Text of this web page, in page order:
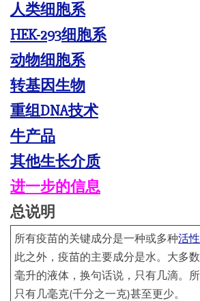
人类细胞系
HEK-293细胞系
动物细胞系
转基因生物
重组DNA技术
牛产品
其他生长介质
进一步的信息
总说明
所有疫苗的关键成分是一种或多种活
此之外，疫苗的主要成分是水。大多
毫升的液体，换句话说，只有几滴。
只有几毫克(千分之一克)甚至更少。